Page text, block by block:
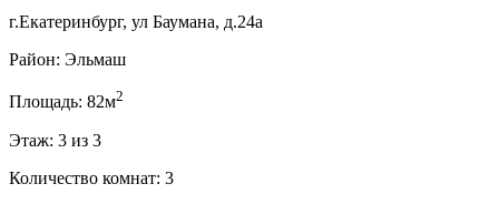
г.Екатеринбург, ул Баумана, д.24а
Район: Эльмаш
Площадь: 82м2
Этаж: 3 из 3
Количество комнат: 3